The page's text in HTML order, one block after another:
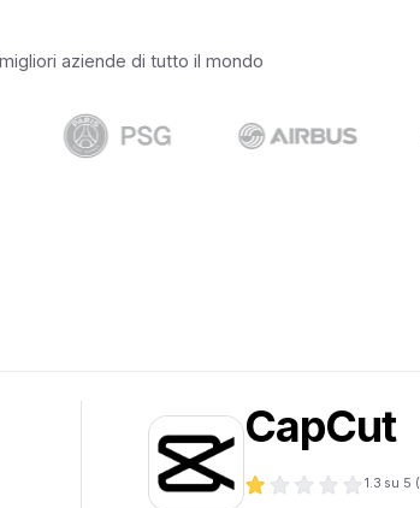
aziende di tutto il mondo
CapCut
1.3 su 5 (